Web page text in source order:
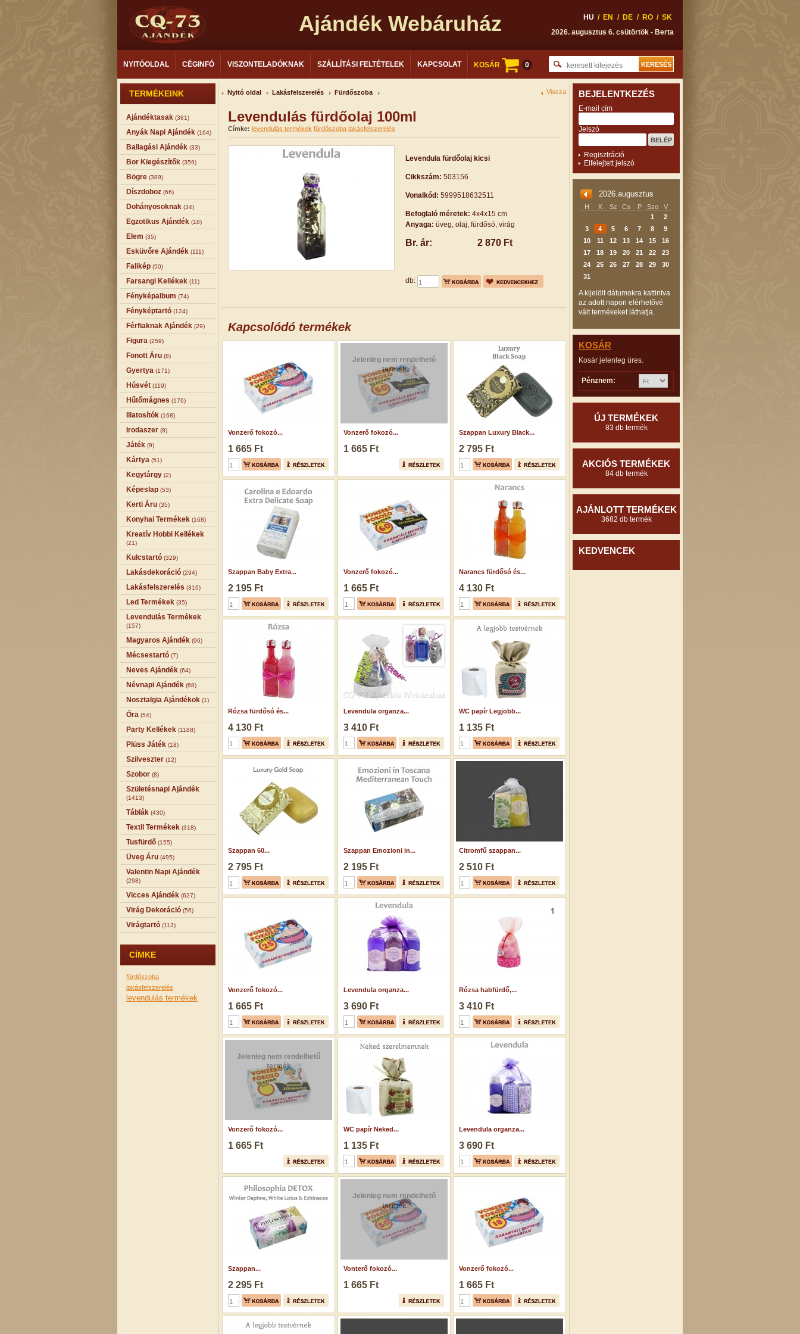
Ajándék Webáruház HU / EN / DE / RO / SK
2026. augusztus 6. csütörtök - Berta
NYITÓOLDAL CÉGINFÓ VISZONTELADÓKNAK SZÁLLÍTÁSI FELTÉTELEK KAPCSOLAT KOSÁR 0
TERMÉKEINK
Ajándéktasak (381)
Anyák Napi Ajándék (164)
Ballagási Ajándék (33)
Bor Kiegészítők (359)
Bögre (389)
Díszdoboz (66)
Dohányosoknak (34)
Egzotikus Ajándék (18)
Elem (35)
Esküvőre Ajándék (111)
Falikép (50)
Farsangi Kellékek (11)
Fényképalbum (74)
Fényképtartó (124)
Férfiaknak Ajándék (29)
Figura (259)
Fonott Áru (8)
Gyertya (171)
Húsvét (119)
Hűtőmágnes (176)
Illatosítók (168)
Irodaszer (8)
Játék (9)
Kártya (51)
Kegytárgy (2)
Képeslap (53)
Kerti Áru (35)
Konyhai Termékek (168)
Kreatív Hobbi Kellékek
(21)
Kulcstartó (329)
Lakásdekoráció (294)
Lakásfelszerelés (316)
Led Termékek (35)
Levendulás Termékek
(157)
Magyaros Ajándék (96)
Mécsestartó (7)
Neves Ajándék (64)
Névnapi Ajándék (68)
Nosztalgia Ajándékok (1)
Óra (54)
Party Kellékek (1188)
Plüss Játék (18)
Szilveszter (12)
Szobor (8)
Születésnapi Ajándék
(1413)
Táblák (430)
Textil Termékek (318)
Tusfürdő (155)
Üveg Áru (495)
Valentin Napi Ajándék
(298)
Vicces Ajándék (627)
Virág Dekoráció (56)
Virágtartó (113)
CÍMKE
fürdőszoba
lakásfelszerelés
levendulás termékek
Nyitó oldal Lakásfelszerelés Fürdőszoba Vissza
Levendulás fürdőolaj 100ml
Címke: levendulás termékek fürdőszoba lakásfelszerelés
Levendula fürdőolaj kicsi
Cikkszám: 503156
Vonalkód: 5999518632511
Befoglaló méretek: 4x4x15 cm
Anyaga: üveg, olaj, fürdősó, virág
Br. ár: 2 870 Ft
db:
Kapcsolódó termékek
Vonzerő fokozó...
1 665 Ft
Jelenleg nem rendelhető
termék
Vonzerő fokozó...
1 665 Ft
Szappan Luxury Black...
2 795 Ft
Szappan Baby Extra...
2 195 Ft
Vonzerő fokozó...
1 665 Ft
Narancs fürdősó és...
4 130 Ft
Rózsa fürdősó és...
4 130 Ft
Levendula organza...
3 410 Ft
WC papír Legjobb...
1 135 Ft
Szappan 60...
2 795 Ft
Szappan Emozioni in...
2 195 Ft
Citromfű szappan...
2 510 Ft
Vonzerő fokozó...
1 665 Ft
Levendula organza...
3 690 Ft
Rózsa habfürdő,...
3 410 Ft
Jelenleg nem rendelhető
termék
Vonzerő fokozó...
1 665 Ft
WC papír Neked...
1 135 Ft
Levendula organza...
3 690 Ft
Szappan...
2 295 Ft
Jelenleg nem rendelhető
termék
Vonterő fokozó...
1 665 Ft
Vonzerő fokozó...
1 665 Ft
BEJELENTKEZÉS
E-mail cím
Jelszó
Regisztráció
Elfelejtett jelszó
2026.augusztus
H K Sz Cs P Szo
V
1
2
3
4 5 6 7 8
9
10
11 12 13 14 15
16
17
18 19 20 21 22
23
24
25 26 27 28 29
30
31
A kijelölt dátumokra kattintva
az adott napon elérhetővé
vált termékeket láthatja.
KOSÁR
Kosár jelenleg üres.
Pénznem:
ÚJ TERMÉKEK
83 db termék
AKCIÓS TERMÉKEK
84 db termék
AJÁNLOTT TERMÉKEK
3682 db termék
KEDVENCEK